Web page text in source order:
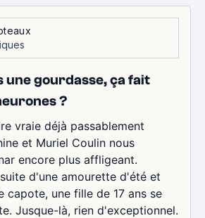
une gourdasse, ça fait
?
vraie déjà passablement
et Muriel Coulin nous
encore plus affligeant.
d'une amourette d'été et
capote, une fille de 17 ans se
Jusque-là, rien d'exceptionnel.